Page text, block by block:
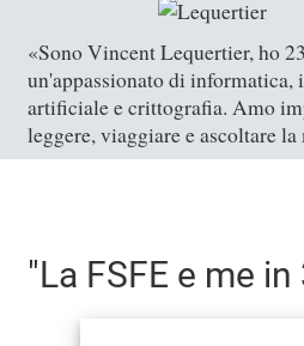
«Sono Vincent Lequertier, ho
un'appassionato di informatica,
artificiale e crittografia. Amo
leggere, viaggiare e ascoltare la
"La FSFE e me